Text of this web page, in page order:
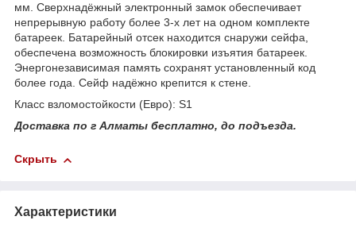
мм. Сверхнадёжный электронный замок обеспечивает
непрерывную работу более 3-х лет на одном комплекте
батареек. Батарейный отсек находится снаружи сейфа,
обеспечена возможность блокировки изъятия батареек.
Энергонезависимая память сохранят установленный код
более года. Сейф надёжно крепится к стене.
Класс взломостойкости (Евро): S1
Доставка по г Алматы бесплатно, до подъезда.
Скрыть
Характеристики